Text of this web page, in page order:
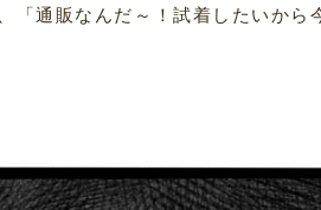
「通販なんだ～！試着したいから